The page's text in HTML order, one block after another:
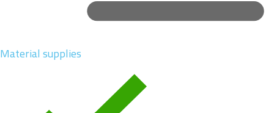
Material supplies